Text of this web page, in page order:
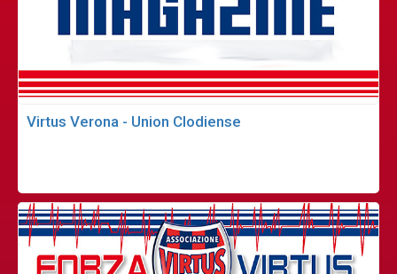
Virtus Verona - Union Clodiense